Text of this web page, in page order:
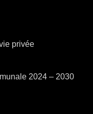
privée
2024 – 2030